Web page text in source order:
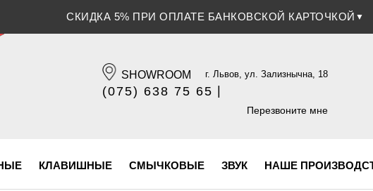
СКИДКА 5% ПРИ ОПЛАТЕ БАНКОВСКОЙ КАРТОЧКОЙ ▼
SHOWROOM г. Львов, ул. Зализнычна, 18
(075) 638 75 65
(096) 609 84 32
Перезвоните мне
КЛАВИШНЫЕ СМЫЧКОВЫЕ ЗВУК НАШЕ